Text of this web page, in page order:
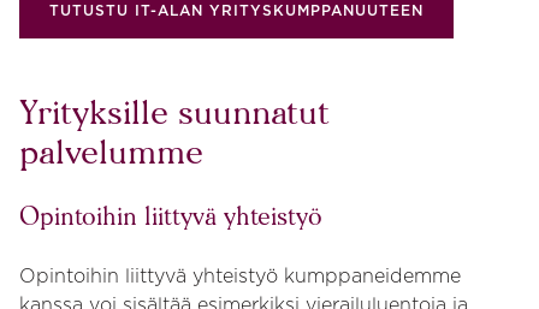
TUTUSTU IT-ALAN YRITYSKUMPPANUUTEEN
Yrityksille suunnatut
palvelumme
Opintoihin liittyvä yhteistyö
Opintoihin liittyvä yhteistyö kumppaneidemme